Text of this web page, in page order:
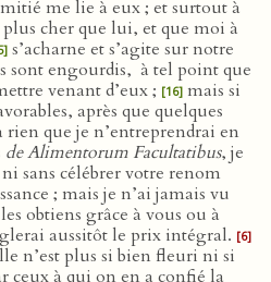
me lie à eux ; et surtout à
cher que lui, et que moi à
s’acharne et s’agite sur notre
sont engourdis, à tel point que
venant d’eux ; [16] mais si
après que quelques
que je n’entreprendrai en
de Alimentorum Facultatibus, je
sans célébrer votre renom
; mais je n’ai jamais vu
obtiens grâce à vous ou à
aussitôt le prix intégral. [6]
n’est plus si bien fleuri ni si
ceux à qui on en a confié la